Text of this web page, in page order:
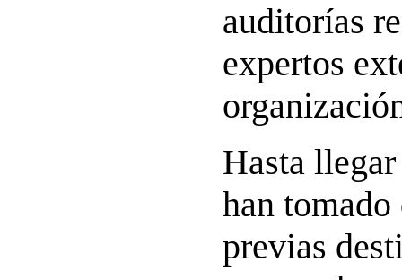
auditorías
expertos
Hasta
han
previas